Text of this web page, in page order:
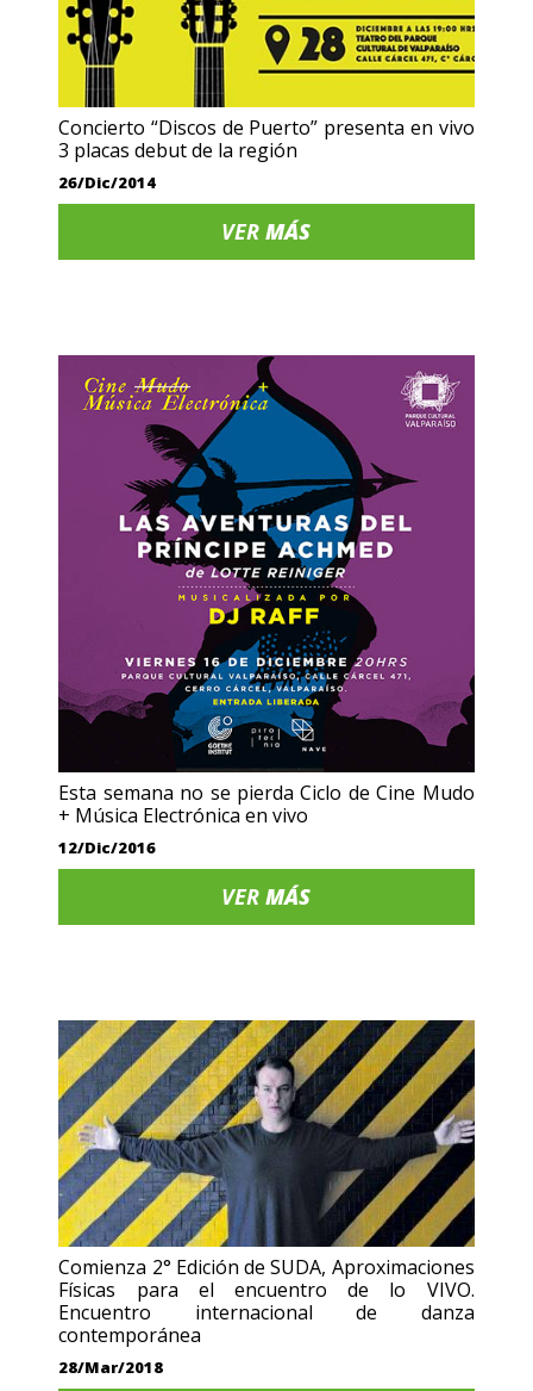
Concierto “Discos de Puerto” presenta en vivo
3 placas debut de la región
26/Dic/2014
VERMÁS
Esta semana no se pierda Ciclo de Cine Mudo
+ Música Electrónica en vivo
12/Dic/2016
VERMÁS
Comienza 2° Edición de SUDA, Aproximaciones
Físicas para el encuentro de lo VIVO.
Encuentro internacional de danza
contemporánea
28/Mar/2018